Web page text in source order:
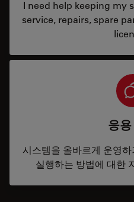
I need help keeping my
service, repairs, spare
응용
시스템을 올바르게 운영
실행하는 방법에 대한